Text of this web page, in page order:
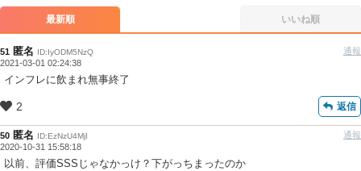
った場合は、法的措置をとらせていただく場合もございますので、あら
かじめご理解くださいませ。
最新順 いいね順
51 匿名 ID:IyODM5NzQ
2021-03-01 02:24:38
通報
インフレに飲まれ無事終了
2 返信
50 匿名 ID:EzNzU4MjI
2020-10-31 15:58:18
通報
以前、評価SSSじゃなかっけ？下がっちまったのか